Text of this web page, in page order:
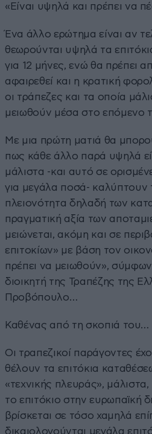
«Είναι υψηλά και πρέπει να
Ένα άλλο ερώτημα είναι αν
θεωρούνται υψηλά τα
για 12 μήνες, ενώ θα πρέπει
αφαιρεθεί και η κρατική
οι τράπεζες και τα οποία
μειωθούν μέσα στο επόμενο
Με μια πρώτη ματιά θα
πως κάθε άλλο παρά υψηλά
μάλιστα -και αυτό σε
για μεγάλα ποσά- καλύπτουν
πλειονότητα δηλαδή των
πραγματική αξία των
μειώνεται, ακόμη και σε
επιτοκίων» με βάση τον
πρέπει να μειωθούν»,
διοικητή της Τραπέζης της
Προβόπουλο…
Καθένας από τη σκοπιά του…
Οι τραπεζικοί παράγοντες
θέλουν τα επιτόκια
«τεχνικής πλευράς», μάλιστα,
το επιτόκιο στην ευρωπαϊκή
βρίσκεται σε τόσο χαμηλά
δικαιολογούνται μεγάλα